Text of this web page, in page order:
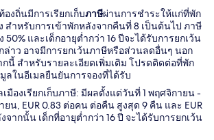
งถิ่นมีการเรียกเก็บภาษีผ่านการชำระให้แก่ที่พัก
สำหรับการเข้าพักหลังจากคืนที่ 8 เป็นต้นไป ภาษี
50% และเด็กอายุต่ำกว่า 16 ปีจะได้รับการยกเว้น
ล่าว อาจมีการยกเว้นภาษีหรือส่วนลดอื่นๆ นอก
กนี้ สำหรับรายละเอียดเพิ่มเติม โปรดติดต่อที่พัก
ลในอีเมลยืนยันการจองที่ได้รับ
เมืองเรียกเก็บภาษี: มีผลตั้งแต่วันที่ 1 พฤศจิกายน -
ยน, EUR 0.83 ต่อคน ต่อคืน สูงสุด 9 คืน และ EUR
จากนั้น เด็กที่อายุต่ำกว่า 16 ปี จะได้รับการยกเว้น